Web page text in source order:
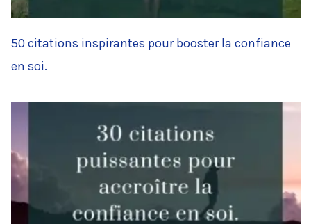
50 citations inspirantes pour booster la confiance
en soi.